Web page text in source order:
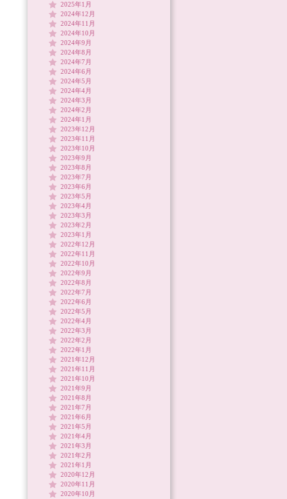
2025年1月
2024年12月
2024年11月
2024年10月
2024年9月
2024年8月
2024年7月
2024年6月
2024年5月
2024年4月
2024年3月
2024年2月
2024年1月
2023年12月
2023年11月
2023年10月
2023年9月
2023年8月
2023年7月
2023年6月
2023年5月
2023年4月
2023年3月
2023年2月
2023年1月
2022年12月
2022年11月
2022年10月
2022年9月
2022年8月
2022年7月
2022年6月
2022年5月
2022年4月
2022年3月
2022年2月
2022年1月
2021年12月
2021年11月
2021年10月
2021年9月
2021年8月
2021年7月
2021年6月
2021年5月
2021年4月
2021年3月
2021年2月
2021年1月
2020年12月
2020年11月
2020年10月